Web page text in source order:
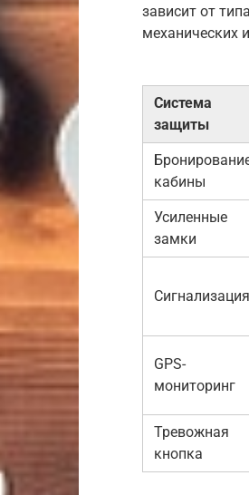
зависит от
механических
Система
защиты
кабины
Усиленные
замки
Сигнализация
GPS-
мониторинг
Тревожная
кнопка